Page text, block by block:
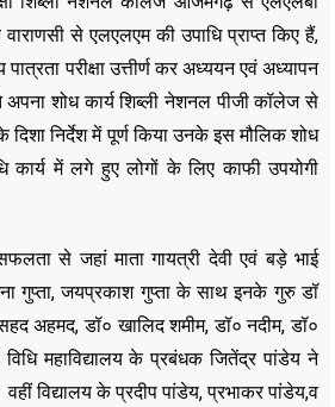
से एलएलएम की उपाधि प्राप्त किए हैं,
पात्रता परीक्षा उत्तीर्ण कर अध्ययन एवं अध्यापन
अपना शोध कार्य शिब्ली नेशनल पीजी कॉलेज से
निर्देश में पूर्ण किया उनके इस मौलिक शोध‌
कार्य में लगे हुए लोगों के लिए काफी उपयोगी
से जहां माता गायत्री देवी एवं बड़े भाई
गुप्ता, जयप्रकाश गुप्ता के साथ इनके गुरु डॉ
अहमद, डॉ० खालिद शमीम, डॉ० नदीम, डॉ०
महाविद्यालय के प्रबंधक जितेंद्र पांडेय ने
वहीं विद्यालय के प्रदीप पांडेय, प्रभाकर पांडेय,व